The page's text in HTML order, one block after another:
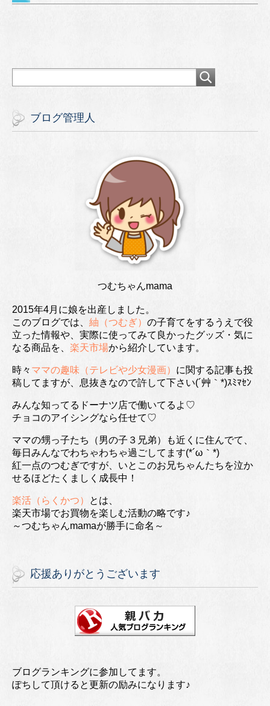
ブログ管理人
つむちゃんmama
2015年4月に娘を出産しました。
このブログでは、 紬（つむぎ） の子育てをするうえで役
立った情報や、実際に使ってみて良かったグッズ・気に
なる商品を、 楽天市場から紹介しています。
時々 ママの趣味（テレビや少女漫画） に関する記事も投
稿してますが、息抜きなので許して下さい(´艸｀*)ｽﾐﾏｾﾝ
みんな知ってるドーナツ店で働いてるよ♡
チョコのアイシングなら任せて♡
ママの甥っ子たち（男の子３兄弟）も近くに住んでて、
毎日みんなでわちゃわちゃ過ごしてます(*´ω｀*)
紅一点のつむぎですが、いとこのお兄ちゃんたちを泣か
せるほどたくましく成長中！
楽活（らくかつ）
とは、
楽天市場でお買物を楽しむ活動の略です♪
～つむちゃんmamaが勝手に命名～
応援ありがとうございます
ブログランキングに参加してます。
ぽちして頂けると更新の励みになります♪